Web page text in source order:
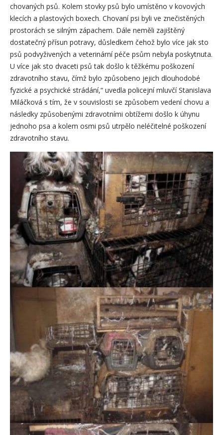
chovaných psů. Kolem stovky psů bylo umístěno v kovových
klecích a plastových boxech. Chovaní psi byli ve znečistěných
prostorách se silným zápachem. Dále neměli zajištěný
dostatečný přísun potravy, důsledkem čehož bylo více jak sto
psů podvyživených a veterinární péče psům nebyla poskytnuta.
U více jak sto dvaceti psů tak došlo k těžkému poškození
zdravotního stavu, čímž bylo způsobeno jejich dlouhodobé
fyzické a psychické strádání,“ uvedla policejní mluvčí Stanislava
Miláčková s tím, že v souvislosti se způsobem vedení chovu a
následky způsobenými zdravotními obtížemi došlo k úhynu
jednoho psa a kolem osmi psů utrpělo neléčitelné poškození
zdravotního stavu.
Místo chovu psů, archiv Policie ČR